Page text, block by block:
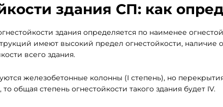
здания СП: как
здания определяется по наименее
имеют высокий предел огнестойкости, наличие
всего здания.
железобетонные колонны (I степень), но
общая степень огнестойкости такого здания будет IV.